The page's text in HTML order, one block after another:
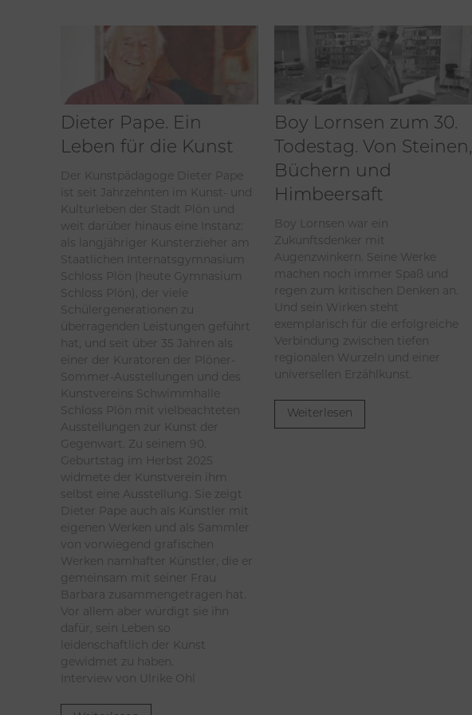
Dieter Pape. Ein
Leben für die Kunst
Der Kunstpädagoge Dieter Pape
ist seit Jahrzehnten im Kunst- und
Kulturleben der Stadt Plön und
weit darüber hinaus eine Instanz:
als langjähriger Kunsterzieher am
Staatlichen Internatsgymnasium
Schloss Plön (heute Gymnasium
Schloss Plön), der viele
Schülergenerationen zu
überragenden Leistungen geführt
hat, und seit über 35 Jahren als
einer der Kuratoren der Plöner-
Sommer-Ausstellungen und des
Kunstvereins Schwimmhalle
Schloss Plön mit vielbeachteten
Ausstellungen zur Kunst der
Gegenwart. Zu seinem 90.
Geburtstag im Herbst 2025
widmete der Kunstverein ihm
selbst eine Ausstellung. Sie zeigt
Dieter Pape auch als Künstler mit
eigenen Werken und als Sammler
von vorwiegend grafischen
Werken namhafter Künstler, die er
gemeinsam mit seiner Frau
Barbara zusammengetragen hat.
Vor allem aber würdigt sie ihn
dafür, sein Leben so
leidenschaftlich der Kunst
gewidmet zu haben.
Interview von Ulrike Ohl
Boy Lornsen zum 30.
Todestag. Von Steinen,
Büchern und
Himbeersaft
Boy Lornsen war ein
Zukunftsdenker mit
Augenzwinkern. Seine Werke
machen noch immer Spaß und
regen zum kritischen Denken an.
Und sein Wirken steht
exemplarisch für die erfolgreiche
Verbindung zwischen tiefen
regionalen Wurzeln und einer
universellen Erzählkunst.
Weiterlesen